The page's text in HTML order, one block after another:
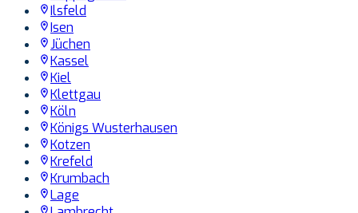
Ilsfeld
Isen
Jüchen
Kassel
Kiel
Klettgau
Köln
Königs Wusterhausen
Kotzen
Krefeld
Krumbach
Lage